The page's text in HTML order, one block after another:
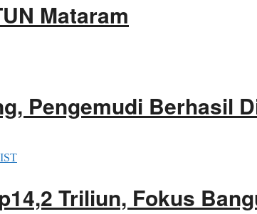
Mataram
Pengemudi Berhasil
Triliun, Fokus